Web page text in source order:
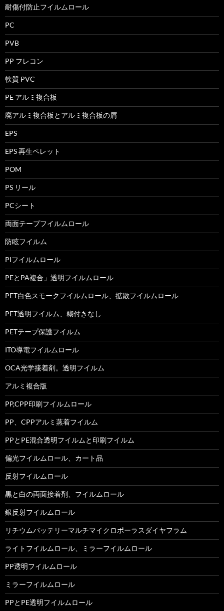
耐傷付防止フイルムロール
PC
PVB
PP フレコン
軟質 PVC
PE アルミ複合板
廃アルミ複合板とアルミ複合板の屑
EPS
EPS 再生ペレット
POM
PS リール
PCシート
両面テープフイルムロール
防眩フイルム
PIフイルムロール
PEとPA複合」透明フイルムロール
PET白色スモークフイルムロール、拡散フイルムロール
PET透明フイルム、糊付きなし
PETテープ保護フイルム
ITO導電フイルムロール
OCA光学接着剤。透明フイルム
アルミ複合版
PP,CPP印刷フイルムロール
PP、CPPアルミ蒸着フイルム
PPとPE混合透明フイルムと印刷フイルム
偏光フイルムロール、カート品
反射フイルムロール
黒と白の両面接着剤、フイルムロール
銀反射フイルムロール
リチウムバッテリーマルチマイクロポーラスダイヤフラム
ライトフイルムロール、ミラーフイルムロール
PP透明フイルムロール
ミラーフイルムロール
PPとPE透明フイルムロール